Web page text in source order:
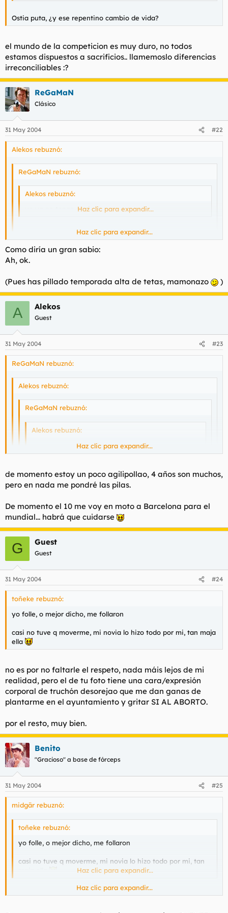
Ostia puta, ¿y ese repentino cambio de vida?
el mundo de la competicion es muy duro, no todos
estamos dispuestos a sacrificios.. llamemoslo diferencias
irreconciliables :?
ReGaMaN
Clásico
31 May 2004 #22
Alekos rebuznó:
ReGaMaN rebuznó:
Alekos rebuznó:
yo ya no tengo noviaHaz clic para expandir...
Ostia puta, ¿y ese repentino cambio de vida?
Haz clic para expandir...
el mundo de la competicion es muy duro, no todos estamos
Haz clic para expandir...
Como diría un gran sabio:
Ah, ok.
(Pues has pillado temporada alta de tetas, mamonazo )
A Alekos
Guest
31 May 2004 #23
ReGaMaN rebuznó:
Alekos rebuznó:
ReGaMaN rebuznó:
Alekos rebuznó:
yo ya no tengo noviaHaz clic para expandir...
Ostia puta, ¿y ese repentino cambio de vida?
Haz clic para expandir...
dispuestos a sacrificios.. llamemoslo diferencias
irreconciliables :?
Como diría un gran sabio:
(Pues has pillado temporada alta de tetas, mamonazo)
Haz clic para expandir...
de momento estoy un poco agilipollao, 4 años son muchos,
pero en nada me pondré las pilas.
De momento el 10 me voy en moto a Barcelona para el
mundial... habrá que cuidarse
G Guest
Guest
31 May 2004 #24
toñeke rebuznó:
yo folle, o mejor dicho, me follaron
casi no tuve q moverme, mi novia lo hizo todo por mi, tan maja
ella
no es por no faltarle el respeto, nada máis lejos de mi
realidad, pero el de tu foto tiene una cara/expresión
corporal de truchón desorejao que me dan ganas de
plantarme en el ayuntamiento y gritar SI AL ABORTO.
por el resto, muy bien.
Benito
"Gracioso" a base de fórceps
31 May 2004 #25
midgär rebuznó:
toñeke rebuznó:
yo folle, o mejor dicho, me follaron
casi no tuve q moverme, mi novia lo hizo todo por mi, tan
Haz clic para expandir...
no es por no faltarle el respeto, nada máis lejos de mi realidad,
Haz clic para expandir...